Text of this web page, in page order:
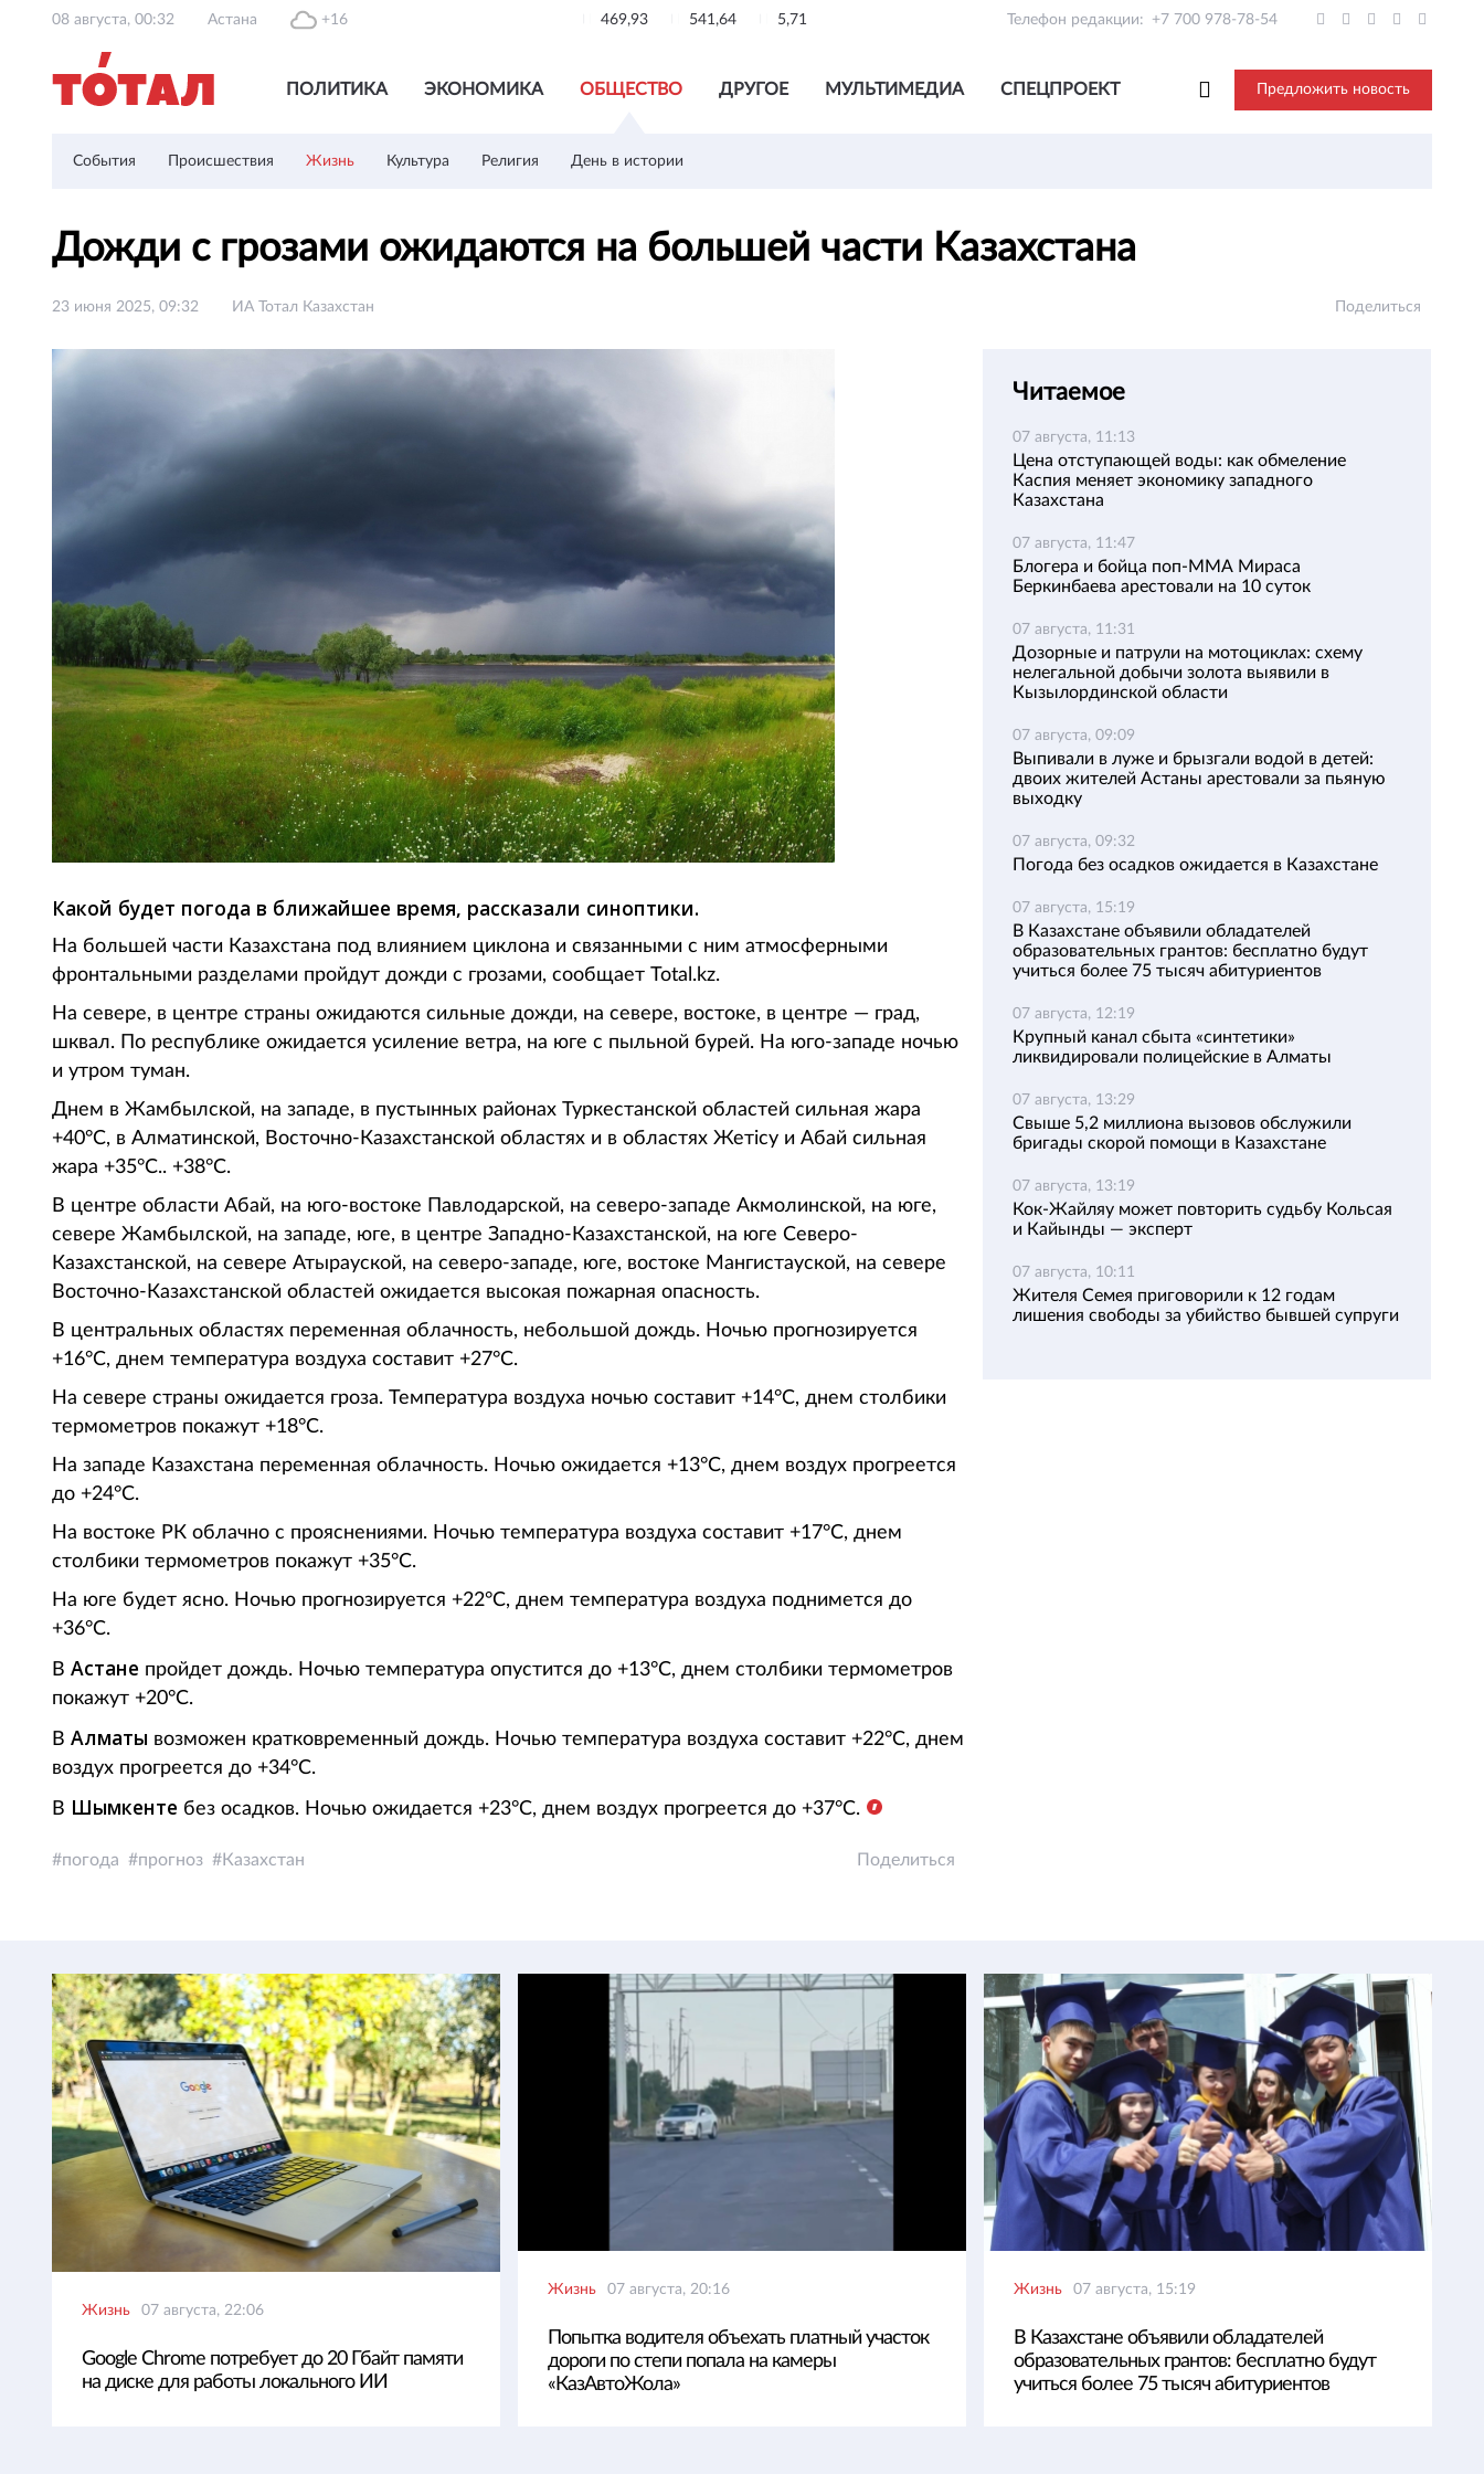
08 августа, 00:32 Астана +16 469,93 541,64 5,71 Телефон редакции: +7 700 978-78-54
ПОЛИТИКА ЭКОНОМИКА ОБЩЕСТВО ДРУГОЕ МУЛЬТИМЕДИА СПЕЦПРОЕКТ Предложить новость
События Происшествия Жизнь Культура Религия День в истории
Дожди с грозами ожидаются на большей части Казахстана
23 июня 2025, 09:32 ИА Тотал Казахстан Поделиться
Какой будет погода в ближайшее время, рассказали синоптики.
На большей части Казахстана под влиянием циклона и связанными с ним атмосферными
фронтальными разделами пройдут дожди с грозами, сообщает Total.kz.
На севере, в центре страны ожидаются сильные дожди, на севере, востоке, в центре — град,
шквал. По республике ожидается усиление ветра, на юге с пыльной бурей. На юго-западе ночью
и утром туман.
Днем в Жамбылской, на западе, в пустынных районах Туркестанской областей сильная жара
+40°С, в Алматинской, Восточно-Казахстанской областях и в областях Жетісу и Абай сильная
жара +35°С.. +38°С.
В центре области Абай, на юго-востоке Павлодарской, на северо-западе Акмолинской, на юге,
севере Жамбылской, на западе, юге, в центре Западно-Казахстанской, на юге Северо-
Казахстанской, на севере Атырауской, на северо-западе, юге, востоке Мангистауской, на севере
Восточно-Казахстанской областей ожидается высокая пожарная опасность.
В центральных областях переменная облачность, небольшой дождь. Ночью прогнозируется
+16°С, днем температура воздуха составит +27°С.
На севере страны ожидается гроза. Температура воздуха ночью составит +14°С, днем столбики
термометров покажут +18°С.
На западе Казахстана переменная облачность. Ночью ожидается +13°С, днем воздух прогреется
до +24°С.
На востоке РК облачно с прояснениями. Ночью температура воздуха составит +17°С, днем
столбики термометров покажут +35°С.
На юге будет ясно. Ночью прогнозируется +22°С, днем температура воздуха поднимется до
+36°С.
В Астане пройдет дождь. Ночью температура опустится до +13°С, днем столбики термометров
покажут +20°С.
В Алматы возможен кратковременный дождь. Ночью температура воздуха составит +22°С, днем
воздух прогреется до +34°С.
В Шымкенте без осадков. Ночью ожидается +23°С, днем воздух прогреется до +37°С.
погода прогноз Казахстан Поделиться
Читаемое
07 августа, 11:13
Цена отступающей воды: как обмеление
Каспия меняет экономику западного
Казахстана
07 августа, 11:47
Блогера и бойца поп-ММА Мираса
Беркинбаева арестовали на 10 суток
07 августа, 11:31
Дозорные и патрули на мотоциклах: схему
нелегальной добычи золота выявили в
Кызылординской области
07 августа, 09:09
Выпивали в луже и брызгали водой в детей:
двоих жителей Астаны арестовали за пьяную
выходку
07 августа, 09:32
Погода без осадков ожидается в Казахстане
07 августа, 15:19
В Казахстане объявили обладателей
образовательных грантов: бесплатно будут
учиться более 75 тысяч абитуриентов
07 августа, 12:19
Крупный канал сбыта «синтетики»
ликвидировали полицейские в Алматы
07 августа, 13:29
Свыше 5,2 миллиона вызовов обслужили
бригады скорой помощи в Казахстане
07 августа, 13:19
Кок-Жайляу может повторить судьбу Кольсая
и Кайынды — эксперт
07 августа, 10:11
Жителя Семея приговорили к 12 годам
лишения свободы за убийство бывшей супруги
Жизнь 07 августа, 22:06
Google Chrome потребует до 20 Гбайт памяти
на диске для работы локального ИИ
Жизнь 07 августа, 20:16
Попытка водителя объехать платный участок
дороги по степи попала на камеры
«КазАвтоЖола»
Жизнь 07 августа, 15:19
В Казахстане объявили обладателей
образовательных грантов: бесплатно будут
учиться более 75 тысяч абитуриентов